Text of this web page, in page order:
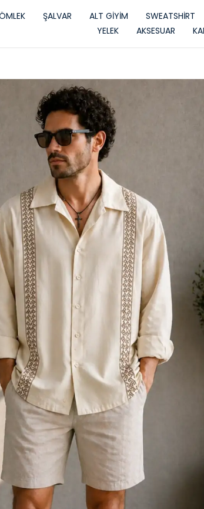
ŞALVAR ALT GİYİM SWEATSHİRT
YELEK
AKSESUAR